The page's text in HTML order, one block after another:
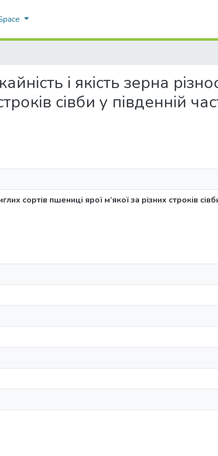
і якість зерна
сівби у південній
сортів пшениці ярої м’якої за різних строків